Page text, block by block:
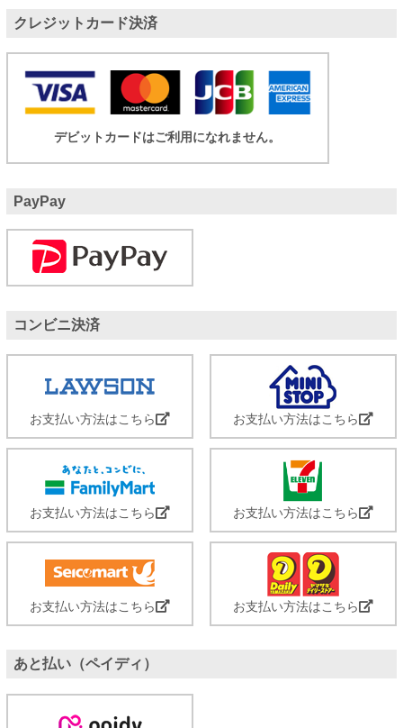
クレジットカード決済
デビットカードはご利用になれません。
PayPay
コンビニ決済
お支払い方法はこちら お支払い方法はこちら
お支払い方法はこちら お支払い方法はこちら
お支払い方法はこちら お支払い方法はこちら
あと払い（ペイディ）